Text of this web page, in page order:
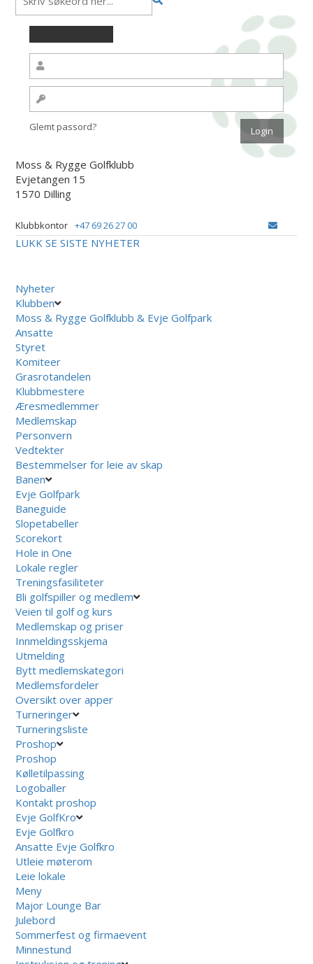
Glemt passord?
Moss & Rygge Golfklubb
Evjetangen 15
1570 Dilling
Klubbkontor +47 69 26 27 00
LUKK SE SISTE NYHETER
Nyheter
Klubben
Moss & Rygge Golfklubb & Evje Golfpark
Ansatte
Styret
Komiteer
Grasrotandelen
Klubbmestere
Æresmedlemmer
Medlemskap
Personvern
Vedtekter
Bestemmelser for leie av skap
Banen
Evje Golfpark
Baneguide
Slopetabeller
Scorekort
Hole in One
Lokale regler
Treningsfasiliteter
Bli golfspiller og medlem
Veien til golf og kurs
Medlemskap og priser
Innmeldingsskjema
Utmelding
Bytt medlemskategori
Medlemsfordeler
Oversikt over apper
Turneringer
Turneringsliste
Proshop
Proshop
Kølletilpassing
Logoballer
Kontakt proshop
Evje GolfKro
Evje Golfkro
Ansatte Evje Golfkro
Utleie møterom
Leie lokale
Meny
Major Lounge Bar
Julebord
Sommerfest og firmaevent
Minnestund